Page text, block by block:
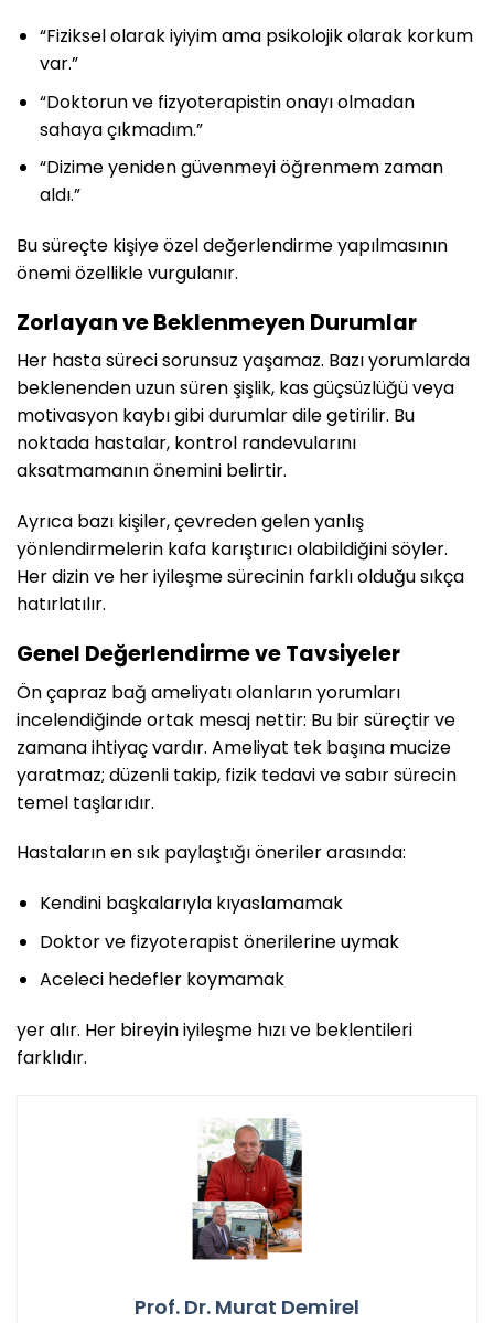
“Fiziksel olarak iyiyim ama psikolojik olarak korkum
var.”
“Doktorun ve fizyoterapistin onayı olmadan
sahaya çıkmadım.”
“Dizime yeniden güvenmeyi öğrenmem zaman
aldı.”
Bu süreçte kişiye özel değerlendirme yapılmasının
önemi özellikle vurgulanır.
Zorlayan ve Beklenmeyen Durumlar
Her hasta süreci sorunsuz yaşamaz. Bazı yorumlarda
beklenenden uzun süren şişlik, kas güçsüzlüğü veya
motivasyon kaybı gibi durumlar dile getirilir. Bu
noktada hastalar, kontrol randevularını
aksatmamanın önemini belirtir.
Ayrıca bazı kişiler, çevreden gelen yanlış
yönlendirmelerin kafa karıştırıcı olabildiğini söyler.
Her dizin ve her iyileşme sürecinin farklı olduğu sıkça
hatırlatılır.
Genel Değerlendirme ve Tavsiyeler
Ön çapraz bağ ameliyatı olanların yorumları
incelendiğinde ortak mesaj nettir: Bu bir süreçtir ve
zamana ihtiyaç vardır. Ameliyat tek başına mucize
yaratmaz; düzenli takip, fizik tedavi ve sabır sürecin
temel taşlarıdır.
Hastaların en sık paylaştığı öneriler arasında:
Kendini başkalarıyla kıyaslamamak
Doktor ve fizyoterapist önerilerine uymak
Aceleci hedefler koymamak
yer alır. Her bireyin iyileşme hızı ve beklentileri
farklıdır.
Prof. Dr. Murat Demirel